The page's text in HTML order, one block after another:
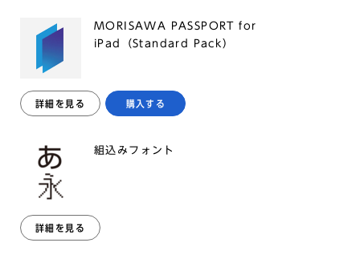
MORISAWA PASSPORT for
iPad（Standard Pack）
詳細を見る 購入する
組込みフォント
詳細を見る